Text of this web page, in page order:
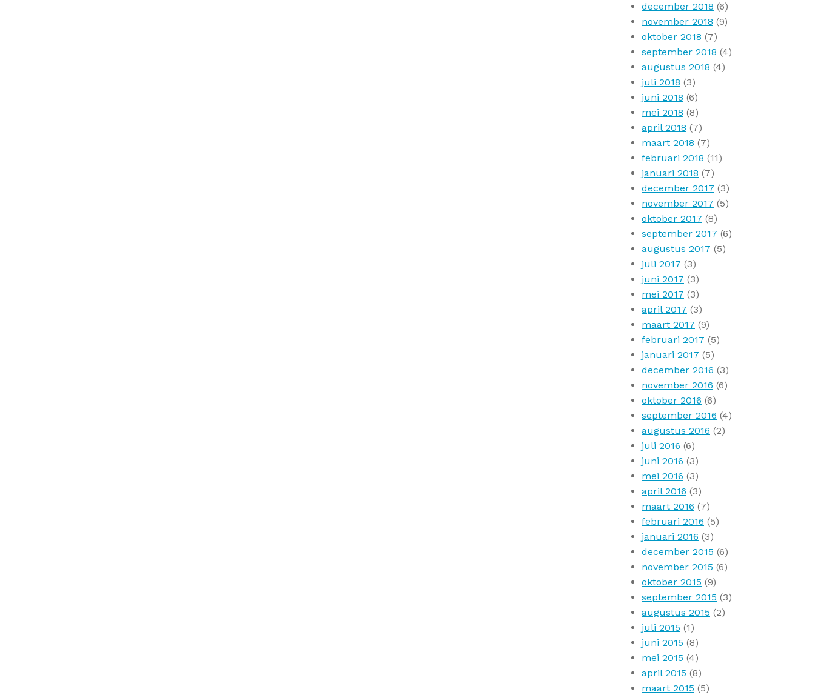
december 2018 (6)
november 2018 (9)
oktober 2018 (7)
september 2018 (4)
augustus 2018 (4)
juli 2018 (3)
juni 2018 (6)
mei 2018 (8)
april 2018 (7)
maart 2018 (7)
februari 2018 (11)
januari 2018 (7)
december 2017 (3)
november 2017 (5)
oktober 2017 (8)
september 2017 (6)
augustus 2017 (5)
juli 2017 (3)
juni 2017 (3)
mei 2017 (3)
april 2017 (3)
maart 2017 (9)
februari 2017 (5)
januari 2017 (5)
december 2016 (3)
november 2016 (6)
oktober 2016 (6)
september 2016 (4)
augustus 2016 (2)
juli 2016 (6)
juni 2016 (3)
mei 2016 (3)
april 2016 (3)
maart 2016 (7)
februari 2016 (5)
januari 2016 (3)
december 2015 (6)
november 2015 (6)
oktober 2015 (9)
september 2015 (3)
augustus 2015 (2)
juli 2015 (1)
juni 2015 (8)
mei 2015 (4)
april 2015 (8)
maart 2015 (5)